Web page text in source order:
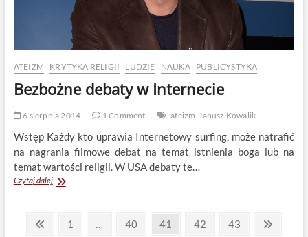
ATEIZM KRYTYKA RELIGII LUDZIE NAUKA PUBLICYSTYKA
Bezbożne debaty w Internecie
6 sierpnia 2014 1 Comment ateizm Janusz Kowalik
Wstęp Każdy kto uprawia Internetowy surfing, może natrafić
na nagrania filmowe debat na temat istnienia boga lub na
temat wartości religii. W USA debaty te…
Czytaj dalejBezbożne
Stronicowanie
Previous
Page
1 … Page
40 Page
41 Page
42 Page
43
Next